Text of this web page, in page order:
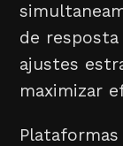
de
ajustes
maximizar